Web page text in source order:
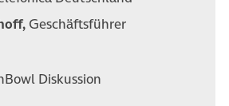
Geschäftsführer
Diskussion